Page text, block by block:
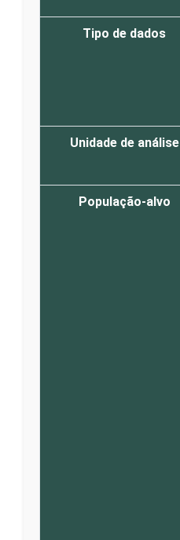
Tipo de dados
Unidade de análise
População-alvo